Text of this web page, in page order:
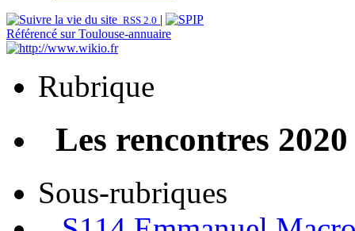
RSS 2.0 |
Référencé sur Toulouse-annuaire
Rubrique
Les rencontres 2020
Sous-rubriques